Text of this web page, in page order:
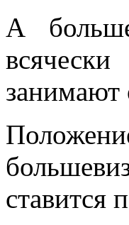
А
занимают
ставится